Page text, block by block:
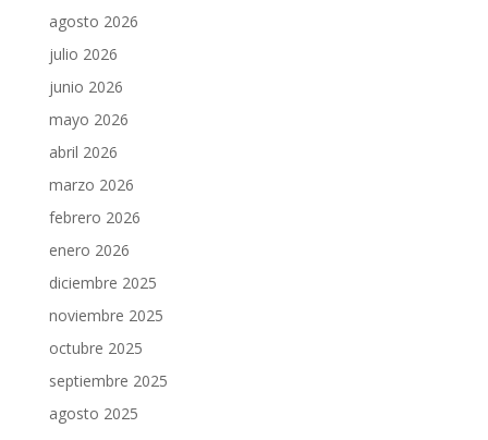
agosto 2026
julio 2026
junio 2026
mayo 2026
abril 2026
marzo 2026
febrero 2026
enero 2026
diciembre 2025
noviembre 2025
octubre 2025
septiembre 2025
agosto 2025